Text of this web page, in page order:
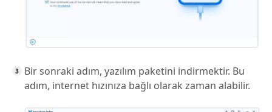
Bir sonraki adım, yazılım paketini indirmektir. Bu
adım, internet hızınıza bağlı olarak zaman alabilir.